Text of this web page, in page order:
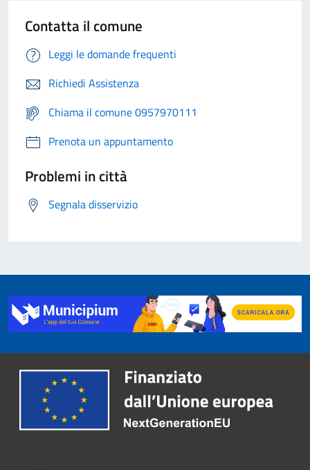
Contatta il comune
Leggi le domande frequenti
Richiedi Assistenza
Chiama il comune 0957970111
Prenota un appuntamento
Problemi in città
Segnala disservizio